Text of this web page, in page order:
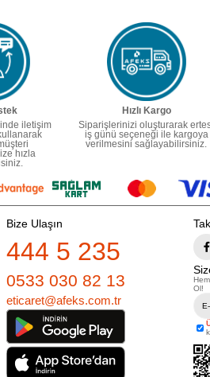
iletişim
hızla
Hızlı Kargo
Siparişlerinizi oluşturarak
iş günü seçeneği ile kargoya
verilmesini sağlayabilirsiniz.
Bize Ulaşın
444 5 235
0533 030 82 13
eticaret@afeks.com.tr
Ol!